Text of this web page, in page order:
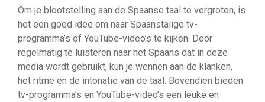
Om je blootstelling aan de Spaanse taal te vergroten, is
het een goed idee om naar Spaanstalige tv-
programma’s of YouTube-video’s te kijken. Door
regelmatig te luisteren naar het Spaans dat in deze
media wordt gebruikt, kun je wennen aan de klanken,
het ritme en de intonatie van de taal. Bovendien bieden
tv-programma’s en YouTube-video’s een leuke en